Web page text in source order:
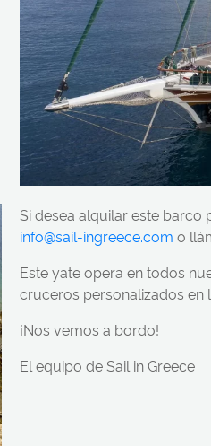
Si desea alquilar este
info@sail-ingreece.com o
Este yate opera en todos
cruceros personalizados en
¡Nos vemos a bordo!
El equipo de Sail in Greece